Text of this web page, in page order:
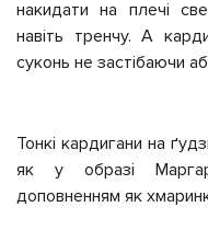
накидати на плечі
навіть тренчу. А
суконь не застібаючи
Тонкі кардигани на
як у образі
доповненням як